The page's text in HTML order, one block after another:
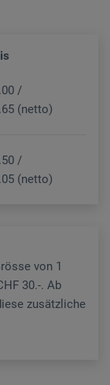
/
(netto)
/
(netto)
von 1
30.-. Ab
zusätzliche